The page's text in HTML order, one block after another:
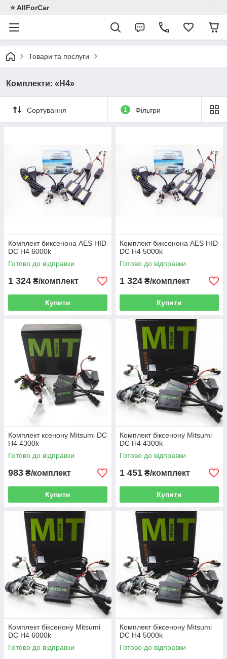
⭐️ AllForCar
Товари та послуги
Комплекти: «H4»
Сортування 1 Фільтри
Комплект биксенона AES HID
DC H4 6000k
Готово до відправки
1 324 ₴/комплект
Купити
Комплект биксенона AES HID
DC H4 5000k
Готово до відправки
1 324 ₴/комплект
Купити
Комплект ксенону Mitsumi DC
H4 4300k
Готово до відправки
983 ₴/комплект
Купити
Комплект біксенону Mitsumi
DC H4 4300k
Готово до відправки
1 451 ₴/комплект
Купити
Комплект біксенону Mitsumi
DC H4 6000k
Готово до відправки
Комплект біксенону Mitsumi
DC H4 5000k
Готово до відправки